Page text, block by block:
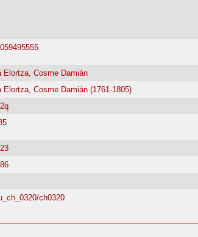
Elortza, Cosme Damián
Elortza, Cosme Damián (1761-1805)
ch0320